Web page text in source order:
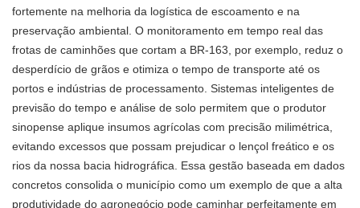
fortemente na melhoria da logística de escoamento e na
preservação ambiental. O monitoramento em tempo real das
frotas de caminhões que cortam a BR-163, por exemplo, reduz o
desperdício de grãos e otimiza o tempo de transporte até os
portos e indústrias de processamento. Sistemas inteligentes de
previsão do tempo e análise de solo permitem que o produtor
sinopense aplique insumos agrícolas com precisão milimétrica,
evitando excessos que possam prejudicar o lençol freático e os
rios da nossa bacia hidrográfica. Essa gestão baseada em dados
concretos consolida o município como um exemplo de que a alta
produtividade do agronegócio pode caminhar perfeitamente em